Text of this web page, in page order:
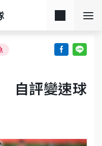
自評變速球